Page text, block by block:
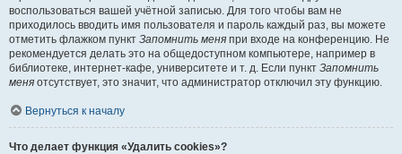
воспользоваться вашей учётной записью. Для того чтобы вам не
приходилось вводить имя пользователя и пароль каждый раз, вы можете
отметить флажком пункт Запомнить меня при входе на конференцию. Не
рекомендуется делать это на общедоступном компьютере, например в
библиотеке, интернет-кафе, университете и т. д. Если пункт Запомнить
меня отсутствует, это значит, что администратор отключил эту функцию.
Вернуться к началу
Что делает функция «Удалить cookies»?